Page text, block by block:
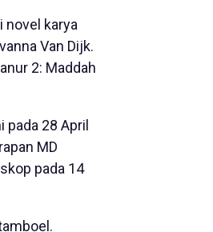
novel karya
Van Dijk.
2: Maddah
28 April
MD
pada 14